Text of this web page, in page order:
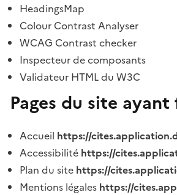
HeadingsMap
Colour Contrast Analyser
WCAG Contrast checker
Inspecteur de composants
Validateur HTML du W3C
Pages du site
Accueil https://
Accessibilité https://
Plan du site https://
Mentions légales https://